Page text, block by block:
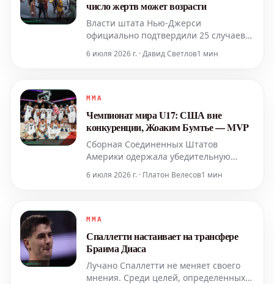
число жертв может возрасти
Власти штата Нью-Джерси
официально подтвердили 25 случаев
волной жары, которая началась в
погодные условия остаются
6 июля 2026 г. · Давид Светлов1 мин
MMA
Чемпионат мира U17: США вне
конкуренции, Жоаким Бумтье — MVP
Сборная Соединенных Штатов
Америки одержала убедительную
продемонстрировав абсолютное
всю историю турнира, одержав 58
основания в 2010 году. В финальном
поединке Жоак
6 июля 2026 г. · Платон Велесов1 мин
MMA
Спаллетти настаивает на трансфере
Браима Диаса
Лучано Спаллетти не меняет своего
мнения. Среди целей, определенных